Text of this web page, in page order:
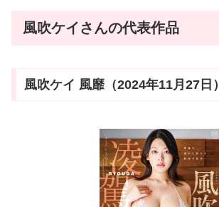
風吹ケイさんの代表作品
風吹ケイ 風靡（2024年11月27日）